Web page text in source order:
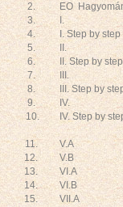
2.
EO
3.
4.
I. Step by step
5.
II.
6.
II. Step by step
7.
III.
8.
III. Step by
9.
IV.
10.
IV. Step by
11.
V.A
12.
V.B
13.
VI.A
14.
VI.B
15.
VII.A